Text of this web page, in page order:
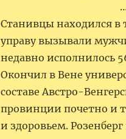
… Утром 8
Станивцы находился в
управу вызывали
недавно исполнилось
Окончил в Вене
составе Австро-
провинции почетно и
и здоровьем.